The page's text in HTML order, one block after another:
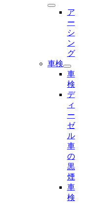
ア
ー
シ
ン
グ
車検
車
検
デ
ィ
ー
ゼ
ル
車
の
黒
煙
車
検